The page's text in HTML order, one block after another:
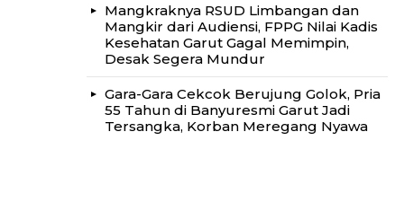
Mangkraknya RSUD Limbangan dan
Mangkir dari Audiensi, FPPG Nilai Kadis
Kesehatan Garut Gagal Memimpin,
Desak Segera Mundur
Gara-Gara Cekcok Berujung Golok, Pria
55 Tahun di Banyuresmi Garut Jadi
Tersangka, Korban Meregang Nyawa